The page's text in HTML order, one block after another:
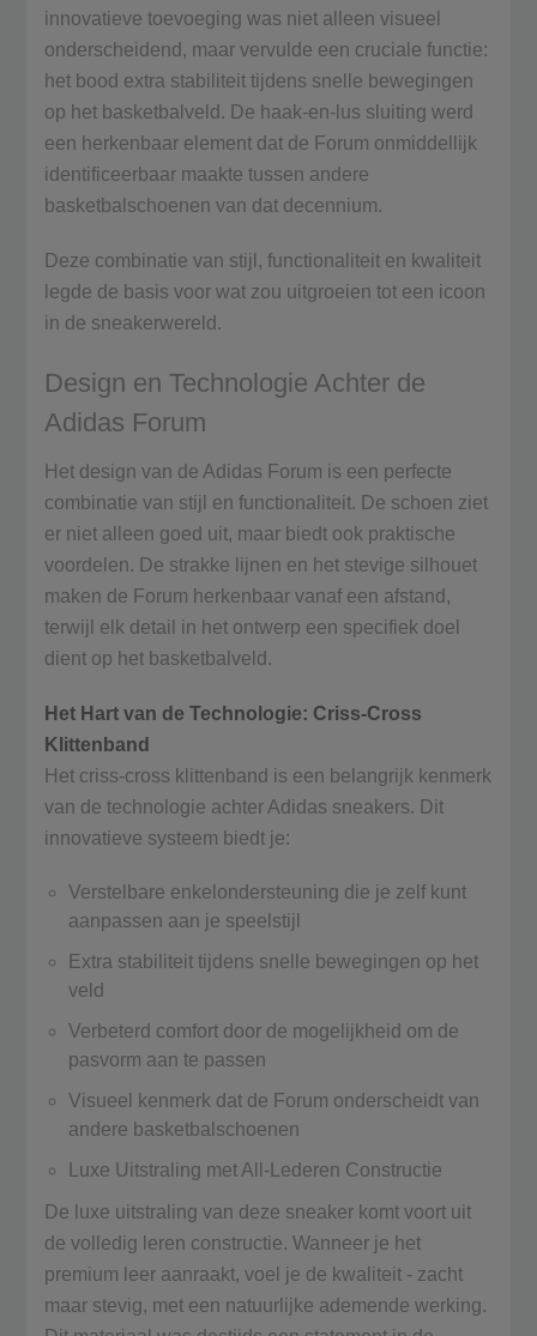
innovatieve toevoeging was niet alleen visueel
onderscheidend, maar vervulde een cruciale functie:
het bood extra stabiliteit tijdens snelle bewegingen
op het basketbalveld. De haak-en-lus sluiting werd
een herkenbaar element dat de Forum onmiddellijk
identificeerbaar maakte tussen andere
basketbalschoenen van dat decennium.
Deze combinatie van stijl, functionaliteit en kwaliteit
legde de basis voor wat zou uitgroeien tot een icoon
in de sneakerwereld.
Design en Technologie Achter de
Adidas Forum
Het design van de Adidas Forum is een perfecte
combinatie van stijl en functionaliteit. De schoen ziet
er niet alleen goed uit, maar biedt ook praktische
voordelen. De strakke lijnen en het stevige silhouet
maken de Forum herkenbaar vanaf een afstand,
terwijl elk detail in het ontwerp een specifiek doel
dient op het basketbalveld.
Het Hart van de Technologie: Criss-Cross
Klittenband
Het criss-cross klittenband is een belangrijk kenmerk
van de technologie achter Adidas sneakers. Dit
innovatieve systeem biedt je:
Verstelbare enkelondersteuning die je zelf kunt
aanpassen aan je speelstijl
Extra stabiliteit tijdens snelle bewegingen op het
veld
Verbeterd comfort door de mogelijkheid om de
pasvorm aan te passen
Visueel kenmerk dat de Forum onderscheidt van
andere basketbalschoenen
Luxe Uitstraling met All-Lederen Constructie
De luxe uitstraling van deze sneaker komt voort uit
de volledig leren constructie. Wanneer je het
premium leer aanraakt, voel je de kwaliteit - zacht
maar stevig, met een natuurlijke ademende werking.